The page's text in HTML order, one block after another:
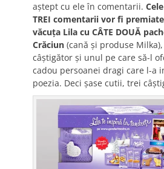
aștept cu ele în comentarii.
TREI comentarii vor fi
văcuța Lila cu CÂTE DOUĂ
Crăciun (cană și produse
câștigător și unul pe care să-l
cadou persoanei dragi care l-a
poezia. Deci șase cutii, trei